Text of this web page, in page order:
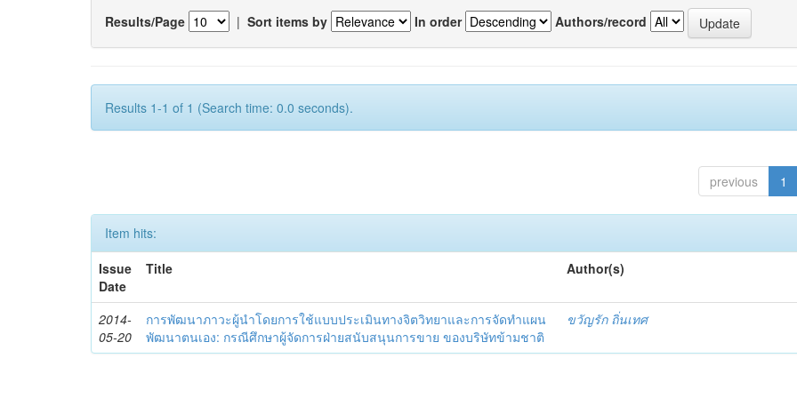
Results/Page | Sort items by In order Authors/record
Results 1-1 of 1 (Search time: 0.0 seconds).
previous 1
Item hits:
Issue
Date
Title Author(s)
2014-
05-20
การพัฒนาภาวะผู้นำโดยการใช้แบบประเมินทางจิตวิทยาและการจัดทำแผน
พัฒนาตนเอง: กรณีศึกษาผู้จัดการฝ่ายสนับสนุนการขาย ของบริษัทข้ามชาติ
ขวัญรัก ถิ่นเทศ